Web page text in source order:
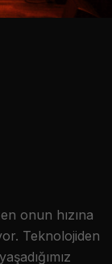
onun hızına
Teknolojiden